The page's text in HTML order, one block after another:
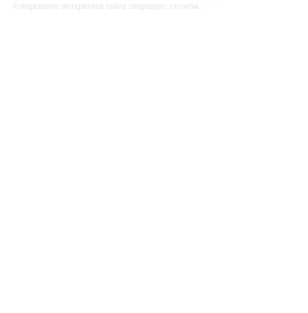
Копирование материалов сайта запрещено законом.